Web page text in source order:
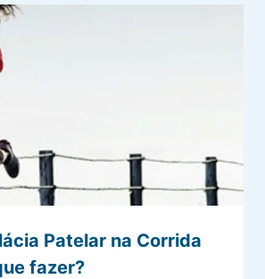
Patelar na Corrida
fazer?